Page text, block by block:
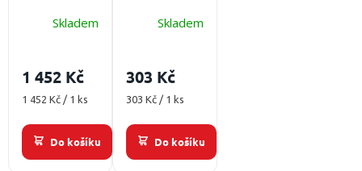
Humidifiers
Materiál:
polysulfon,
vstup: G3/8''
Skladem
1 452 Kč
Měrná
1 452 Kč / 1 ks
Do košíku
Skladem
303 Kč
Měrná
303 Kč / 1 ks
Do košíku